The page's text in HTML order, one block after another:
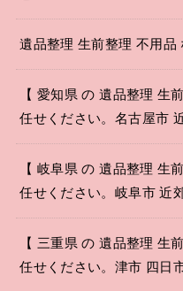
遺品整理 生前整理 不用品
【 愛知県 の 遺品整理 生
任せください。名古屋市
【 岐阜県 の 遺品整理 生
任せください。岐阜市 近
【 三重県 の 遺品整理 生
任せください。津市 四日